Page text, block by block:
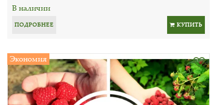
В наличии
ПОДРОБНЕЕ КУПИТЬ
Экономия